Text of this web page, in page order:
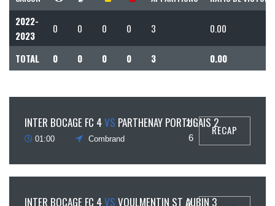
2022-
2023
0 0 0 0 3 0.00
TOTAL 0 0 0 0 3 0.00
INTER BOCAGE FC 4VS PARTHENAY PORTUGAIS 2
01:00 Combrand
2 :
6
RECAP
INTER BOCAGE FC 4VS VOULMENTIN ST AUBIN 3
0 :